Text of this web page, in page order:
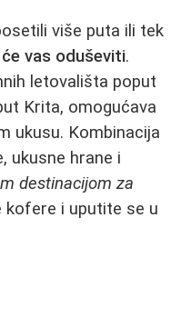
više puta ili tek
vas oduševiti.
letovališta poput
Krita, omogućava
ukusu. Kombinacija
ukusne hrane i
destinacijom za
kofere i uputite se u